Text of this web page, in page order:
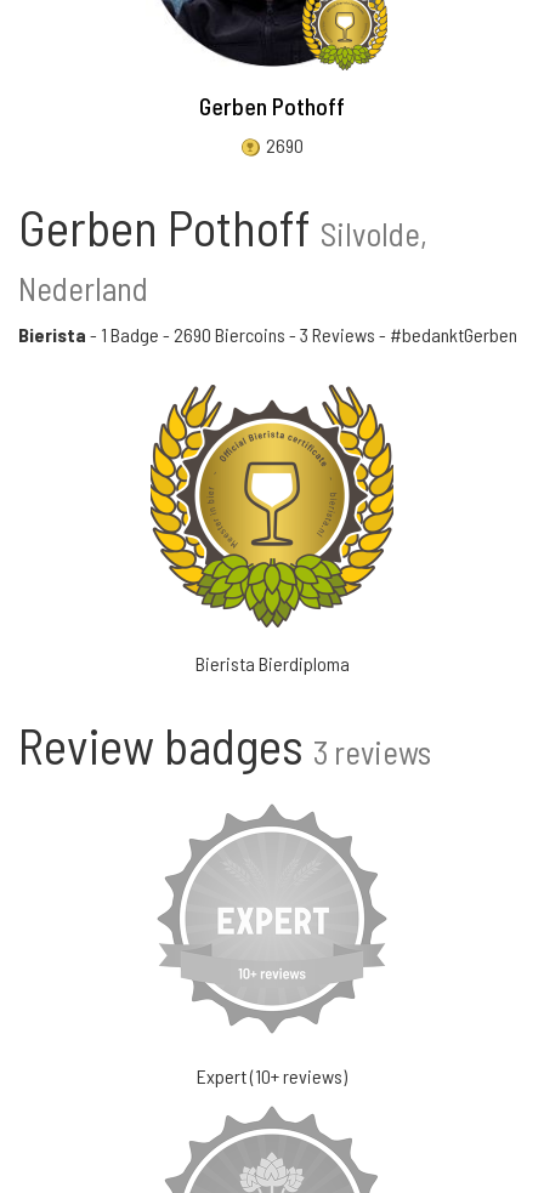
Gerben Pothoff
2690
Gerben Pothoff Silvolde,
Nederland
Bierista - 1 Badge - 2690 Biercoins - 3 Reviews - #bedanktGerben
Bierista Bierdiploma
Review badges 3 reviews
Expert (10+ reviews)